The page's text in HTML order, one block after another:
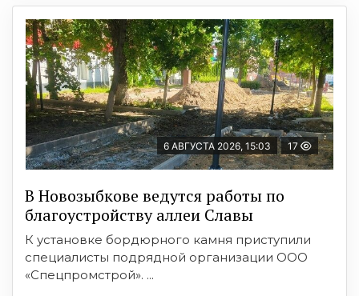
6 АВГУСТА 2026, 15:03 17
В Новозыбкове ведутся работы по
благоустройству аллеи Славы
К установке бордюрного камня приступили
специалисты подрядной организации ООО
«Спецпромстрой». ...